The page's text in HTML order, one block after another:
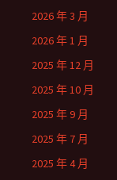
2026 年 3 月
2026 年 1 月
2025 年 12 月
2025 年 10 月
2025 年 9 月
2025 年 7 月
2025 年 4 月